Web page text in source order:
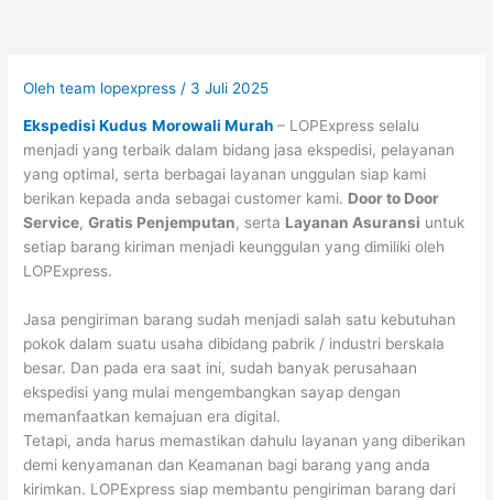
Olehteam lopexpress / 3 Juli 2025
Ekspedisi Kudus Morowali Murah – LOPExpress selalu
menjadi yang terbaik dalam bidang jasa ekspedisi, pelayanan
yang optimal, serta berbagai layanan unggulan siap kami
berikan kepada anda sebagai customer kami. Door to Door
Service,Gratis Penjemputan, serta Layanan Asuransi untuk
setiap barang kiriman menjadi keunggulan yang dimiliki oleh
LOPExpress.
Jasa pengiriman barang sudah menjadi salah satu kebutuhan
pokok dalam suatu usaha dibidang pabrik / industri berskala
besar. Dan pada era saat ini, sudah banyak perusahaan
ekspedisi yang mulai mengembangkan sayap dengan
memanfaatkan kemajuan era digital.
Tetapi, anda harus memastikan dahulu layanan yang diberikan
demi kenyamanan dan Keamanan bagi barang yang anda
kirimkan. LOPExpress siap membantu pengiriman barang dari